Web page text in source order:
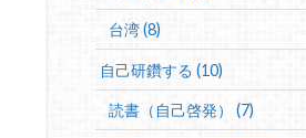
台湾 (8)
自己研鑽する (10)
読書（自己啓発） (7)